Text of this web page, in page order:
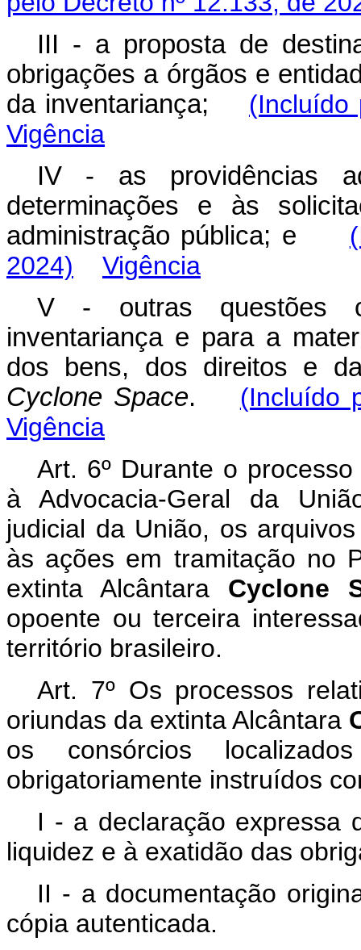
III - a proposta de
obrigações a órgãos e
da inventariança; (Incluído
Vigência
IV - as providências
determinações e às
administração pública; e
2024)
Vigência
V - outras questões
inventariança e para a
dos bens, dos direitos e
Cyclone Space. (Incluído
Vigência
Art. 6º Durante o
à Advocacia-Geral da
judicial da União, os
às ações em tramitação no
extinta Alcântara Cyclone
opoente ou terceira
território brasileiro.
Art. 7º Os processos
oriundas da extinta Alcântara
os consórcios
obrigatoriamente instruídos
I - a declaração expressa
liquidez e à exatidão das
II - a documentação
cópia autenticada.